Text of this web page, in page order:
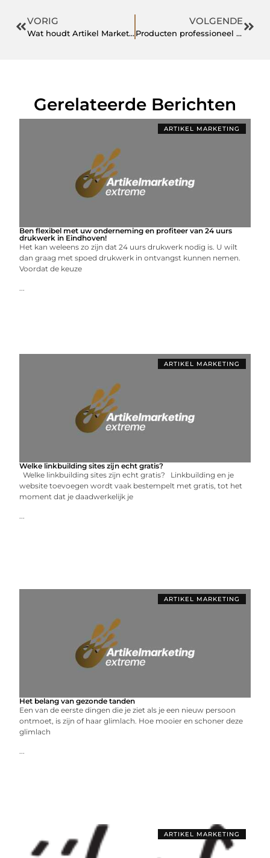
VORIG
Wat houdt Artikel Marketing precies in?
VOLGENDE
Producten professioneel bedrukken
Gerelateerde Berichten
ARTIKEL MARKETING
Ben flexibel met uw onderneming en profiteer van 24 uurs
drukwerk in Eindhoven!
Het kan weleens zo zijn dat 24 uurs drukwerk nodig is. U wilt
dan graag met spoed drukwerk in ontvangst kunnen nemen.
Voordat de keuze
...
ARTIKEL MARKETING
Welke linkbuilding sites zijn echt gratis?
Welke linkbuilding sites zijn echt gratis? Linkbuilding en je
website toevoegen wordt vaak bestempelt met gratis, tot het
moment dat je daadwerkelijk je
...
ARTIKEL MARKETING
Het belang van gezonde tanden
Een van de eerste dingen die je ziet als je een nieuw persoon
ontmoet, is zijn of haar glimlach. Hoe mooier en schoner deze
glimlach
...
ARTIKEL MARKETING